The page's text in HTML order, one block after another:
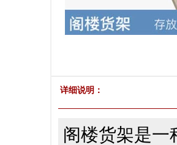
详细说明：
阁楼货架是一